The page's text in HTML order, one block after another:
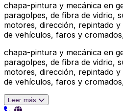
chapa-pintura y mecánica en
paragolpes, de fibra de vidrio,
motores, dirección, repintado
de vehículos, faros y
chapa-pintura y mecánica en
paragolpes, de fibra de vidrio,
motores, dirección, repintado
de vehículos, faros y
Leer más